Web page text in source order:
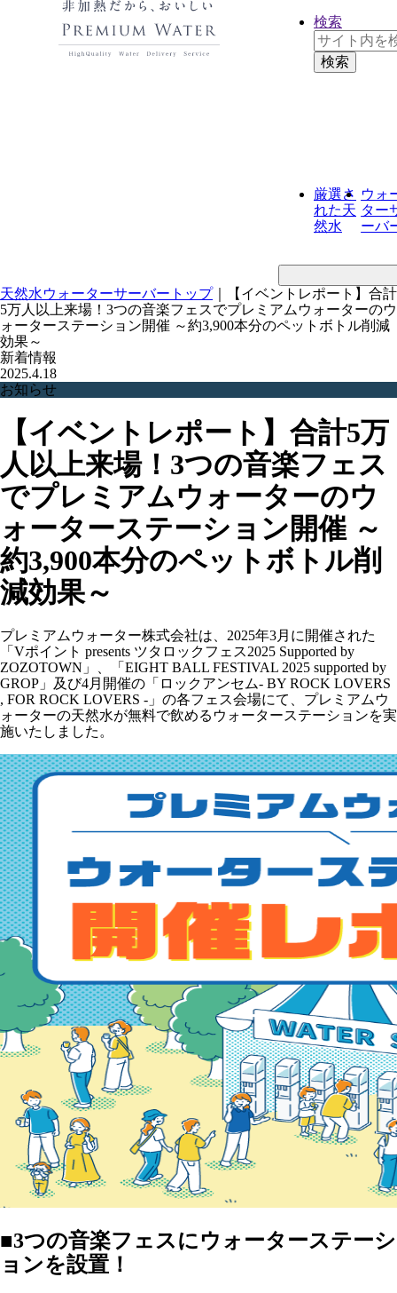
厳選さ
れた天
然水
ウォ
ター
ーバ
検索
天然水ウォーターサーバートップ｜
【イベントレポート】合計
5万人以上来場！3つの音楽フェスでプレミアムウォーターのウ
ォーターステーション開催 ～約3,900本分のペットボトル削減
効果～
新着情報
2025.4.18
お知らせ
【イベントレポート】合計5万
人以上来場！3つの音楽フェス
でプレミアムウォーターのウ
ォーターステーション開催 ～
約3,900本分のペットボトル削
減効果～
プレミアムウォーター株式会社は、2025年3月に開催された
「Vポイント presents ツタロックフェス2025 Supported by
ZOZOTOWN」、「EIGHT BALL FESTIVAL 2025 supported by
GROP」及び4月開催の「ロックアンセム- BY ROCK LOVERS
, FOR ROCK LOVERS -」の各フェス会場にて、プレミアムウ
ォーターの天然水が無料で飲めるウォーターステーションを実
施いたしました。
■3つの音楽フェスにウォーターステーシ
ョンを設置！